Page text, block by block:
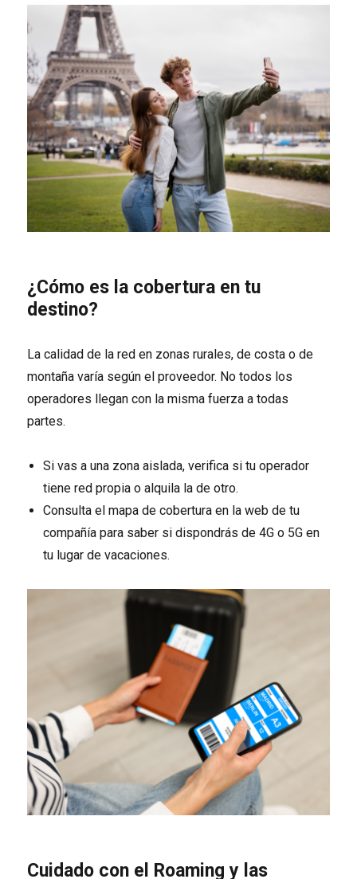
¿Cómo es la cobertura en tu
destino?
La calidad de la red en zonas rurales, de costa o de
montaña varía según el proveedor. No todos los
operadores llegan con la misma fuerza a todas
partes.
Si vas a una zona aislada, verifica si tu operador
tiene red propia o alquila la de otro.
Consulta el mapa de cobertura en la web de tu
compañía para saber si dispondrás de 4G o 5G en
tu lugar de vacaciones.
Cuidado con el Roaming y las